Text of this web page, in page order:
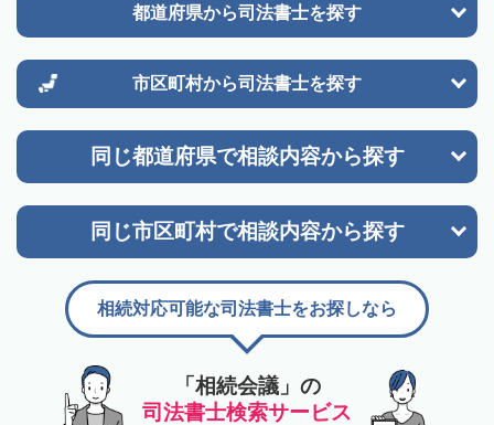
都道府県から司法書士を探す
市区町村から司法書士を探す
同じ都道府県で相談内容から探す
同じ市区町村で相談内容から探す
「相続会議」の
司法書士検索サービス
相続対応可能な司法書士をお探しなら